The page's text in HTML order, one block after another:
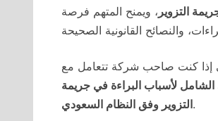
التزوير ، ويمنح المتهم فرصة
إذا كنت صاحب شركة تتعامل مع
الشامل لأسباب البراءة في جريمة
التزوير وفق النظام السعودي.